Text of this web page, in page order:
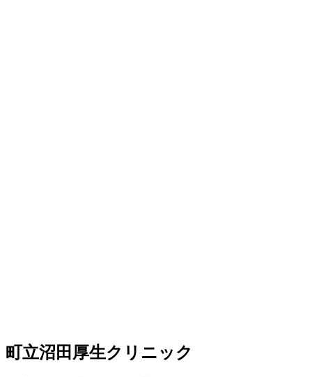
町立沼田厚生クリニック